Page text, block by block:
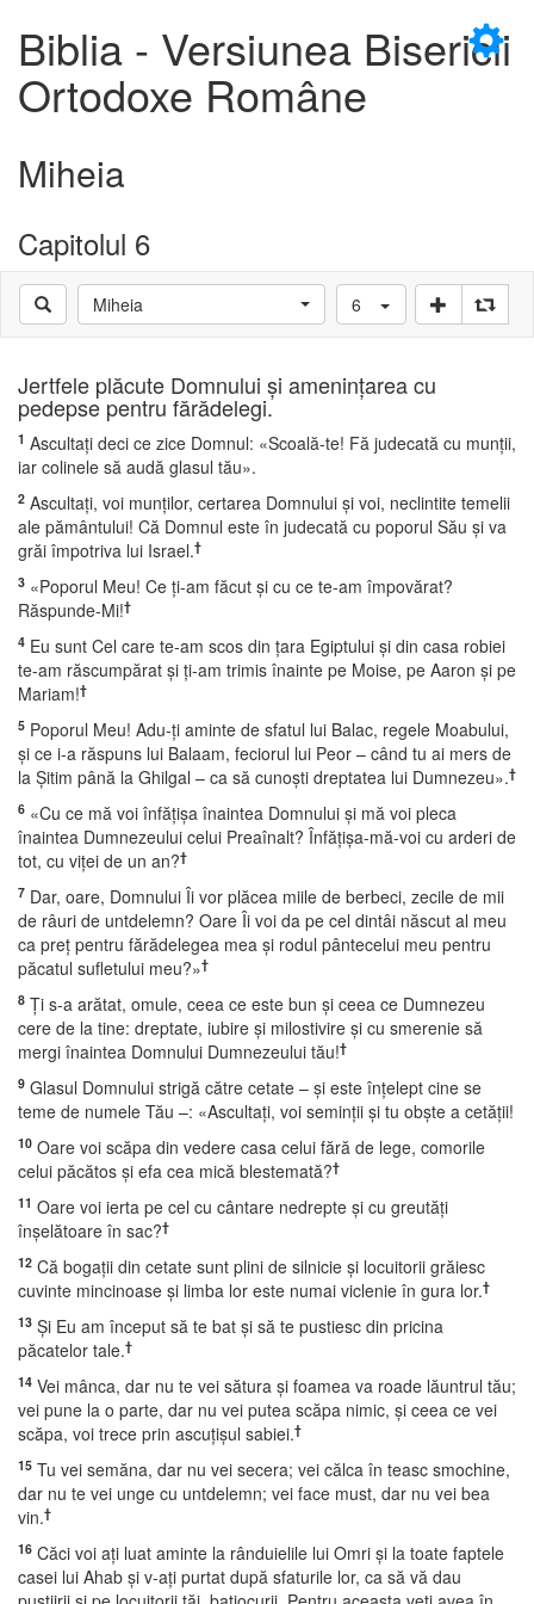
×
Biblia - Versiunea Bisericii
Ortodoxe Române
Miheia
Capitolul 6
Miheia 6
Jertfele plăcute Domnului şi ameninţarea cu
pedepse pentru fărădelegi.
1 Ascultaţi deci ce zice Domnul: «Scoală-te! Fă judecată cu munţii,
iar colinele să audă glasul tău».
2 Ascultaţi, voi munţilor, certarea Domnului şi voi, neclintite temelii
ale pământului! Că Domnul este în judecată cu poporul Său şi va
grăi împotriva lui Israel.†
3 «Poporul Meu! Ce ţi-am făcut şi cu ce te-am împovărat?
Răspunde-Mi!†
4 Eu sunt Cel care te-am scos din ţara Egiptului şi din casa robiei
te-am răscumpărat şi ţi-am trimis înainte pe Moise, pe Aaron şi pe
Mariam!†
5 Poporul Meu! Adu-ţi aminte de sfatul lui Balac, regele Moabului,
şi ce i-a răspuns lui Balaam, feciorul lui Peor – când tu ai mers de
la Şitim până la Ghilgal – ca să cunoşti dreptatea lui Dumnezeu».†
6 «Cu ce mă voi înfăţişa înaintea Domnului şi mă voi pleca
înaintea Dumnezeului celui Preaînalt? Înfăţişa-mă-voi cu arderi de
tot, cu viţei de un an?†
7 Dar, oare, Domnului Îi vor plăcea miile de berbeci, zecile de mii
de râuri de untdelemn? Oare Îi voi da pe cel dintâi născut al meu
ca preţ pentru fărădelegea mea şi rodul pântecelui meu pentru
păcatul sufletului meu?»†
8 Ţi s-a arătat, omule, ceea ce este bun şi ceea ce Dumnezeu
cere de la tine: dreptate, iubire şi milostivire şi cu smerenie să
mergi înaintea Domnului Dumnezeului tău!†
9 Glasul Domnului strigă către cetate – şi este înţelept cine se
teme de numele Tău –: «Ascultaţi, voi seminţii şi tu obşte a cetăţii!
10 Oare voi scăpa din vedere casa celui fără de lege, comorile
celui păcătos şi efa cea mică blestemată?†
11 Oare voi ierta pe cel cu cântare nedrepte şi cu greutăţi
înşelătoare în sac?†
12 Că bogaţii din cetate sunt plini de silnicie şi locuitorii grăiesc
cuvinte mincinoase şi limba lor este numai viclenie în gura lor.†
13 Şi Eu am început să te bat şi să te pustiesc din pricina
păcatelor tale.†
14 Vei mânca, dar nu te vei sătura şi foamea va roade lăuntrul tău;
vei pune la o parte, dar nu vei putea scăpa nimic, şi ceea ce vei
scăpa, voi trece prin ascuţişul sabiei.†
15 Tu vei semăna, dar nu vei secera; vei călca în teasc smochine,
dar nu te vei unge cu untdelemn; vei face must, dar nu vei bea
vin.†
16 Căci voi aţi luat aminte la rânduielile lui Omri şi la toate faptele
casei lui Ahab şi v-aţi purtat după sfaturile lor, ca să vă dau